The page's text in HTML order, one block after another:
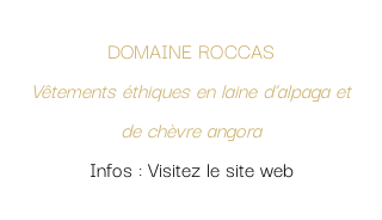
DOMAINE ROCCAS
Vêtements éthiques en laine d’alpaga et
de chèvre angora
Infos : Visitez le site web